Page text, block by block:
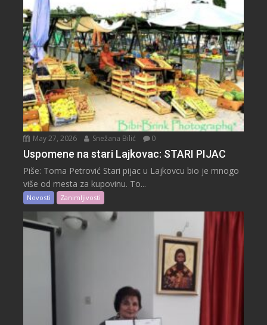
May 27, 2026 Snežana Bilić 0
Uspomene na stari Lajkovac: STARI PIJAC
Piše: Toma Petrović Stari pijac u Lajkovcu bio je mnogo
više od mesta za kupovinu. To...
Novosti Zanimljivosti